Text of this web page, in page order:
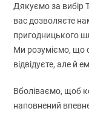
Дякуємо за вибір
вас дозволяєте
пригодницького
Ми розуміємо, що
відвідуєте, але й
Вболіваємо, щоб
наповнений